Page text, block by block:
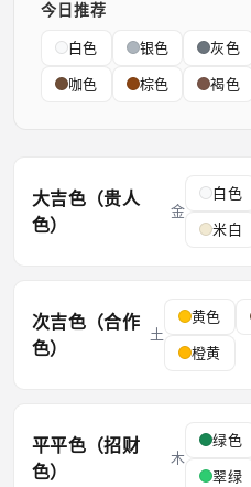
今日推荐
白色 银色 灰色
咖色
棕色 褐色
大吉色（贵人
色）
金
白色
米白
次吉色（合作
色）
土
黄色
橙黄
平平色（招财
色）
木
绿色
翠绿